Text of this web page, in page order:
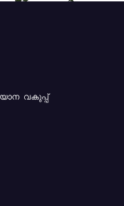
വകുപ്പ്